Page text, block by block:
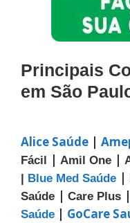
Principais
em São
Alice Saúde |
Fácil | Amil One |
| Blue Med Saúde |
Saúde | Care Plus |
Saúde | GoCare